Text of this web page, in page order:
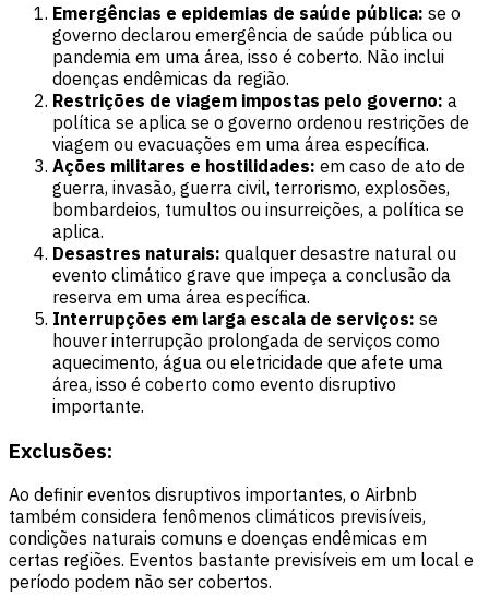
Emergências e epidemias de saúde pública: se o
governo declarou emergência de saúde pública ou
pandemia em uma área, isso é coberto. Não inclui
doenças endêmicas da região.
Restrições de viagem impostas pelo governo: a
política se aplica se o governo ordenou restrições de
viagem ou evacuações em uma área específica.
Ações militares e hostilidades: em caso de ato de
guerra, invasão, guerra civil, terrorismo, explosões,
bombardeios, tumultos ou insurreições, a política se
aplica.
Desastres naturais: qualquer desastre natural ou
evento climático grave que impeça a conclusão da
reserva em uma área específica.
Interrupções em larga escala de serviços: se
houver interrupção prolongada de serviços como
aquecimento, água ou eletricidade que afete uma
área, isso é coberto como evento disruptivo
importante.
Exclusões:
Ao definir eventos disruptivos importantes, o Airbnb
também considera fenômenos climáticos previsíveis,
condições naturais comuns e doenças endêmicas em
certas regiões. Eventos bastante previsíveis em um local e
período podem não ser cobertos.